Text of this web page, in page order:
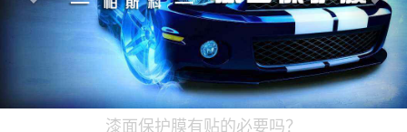
漆面保护膜有贴的必要吗？